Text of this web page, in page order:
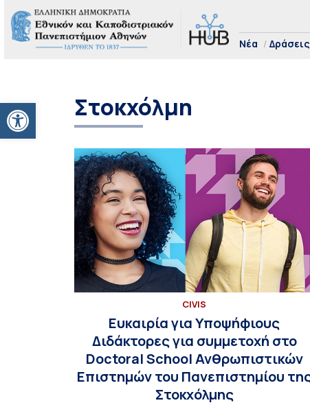
Ανοίξτε τη γραμμή εργαλείων
Νέα Δράσεις
Στοκχόλμη
CIVIS
Ευκαιρία για Υποψήφιους
Διδάκτορες για συμμετοχή στο
Doctoral School Ανθρωπιστικών
Επιστημών του Πανεπιστημίου
Στοκχόλμης